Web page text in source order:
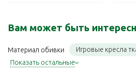
Вам может быть
Материал обивки Игровые кресла
Показать остальные